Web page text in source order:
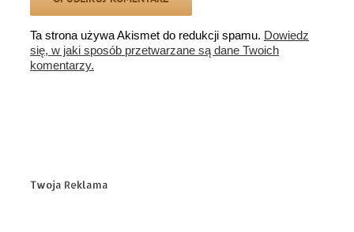
Ta strona używa Akismet do redukcji spamu. Dowiedz
się, w jaki sposób przetwarzane są dane Twoich
komentarzy.
Twoja Reklama